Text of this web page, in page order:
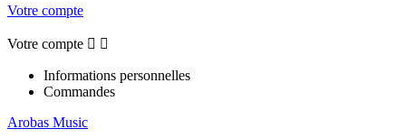
Votre compte
Votre compte  
Informations personnelles
Commandes
Arobas Music